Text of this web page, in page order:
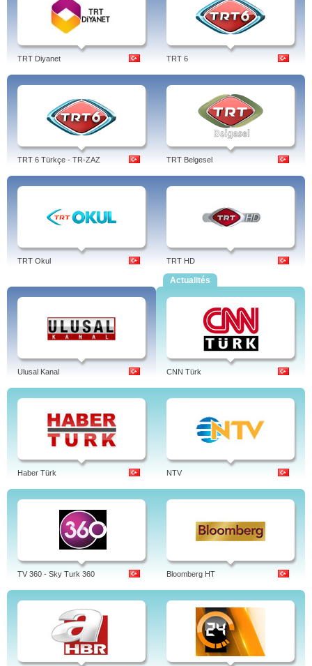
TRT Diyanet TRT 6
TRT 6 Türkçe - TR-ZAZ TRT Belgesel
TRT Okul TRT HD
Ulusal Kanal
Actualités
CNN Türk
Haber Türk NTV
TV 360 - Sky Turk 360 Bloomberg HT